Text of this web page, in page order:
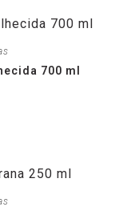
700 ml